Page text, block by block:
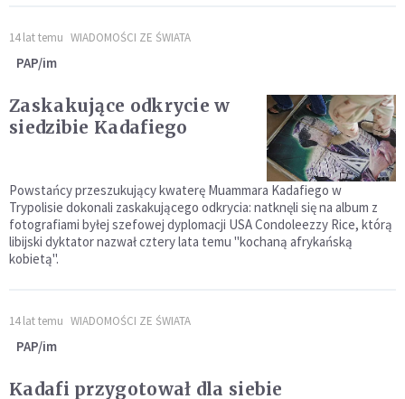
14 lat temu WIADOMOŚCI ZE ŚWIATA
PAP/im
Zaskakujące odkrycie w
siedzibie Kadafiego
Powstańcy przeszukujący kwaterę Muammara Kadafiego w
Trypolisie dokonali zaskakującego odkrycia: natknęli się na album z
fotografiami byłej szefowej dyplomacji USA Condoleezzy Rice, którą
libijski dyktator nazwał cztery lata temu "kochaną afrykańską
kobietą".
14 lat temu WIADOMOŚCI ZE ŚWIATA
PAP/im
Kadafi przygotował dla siebie